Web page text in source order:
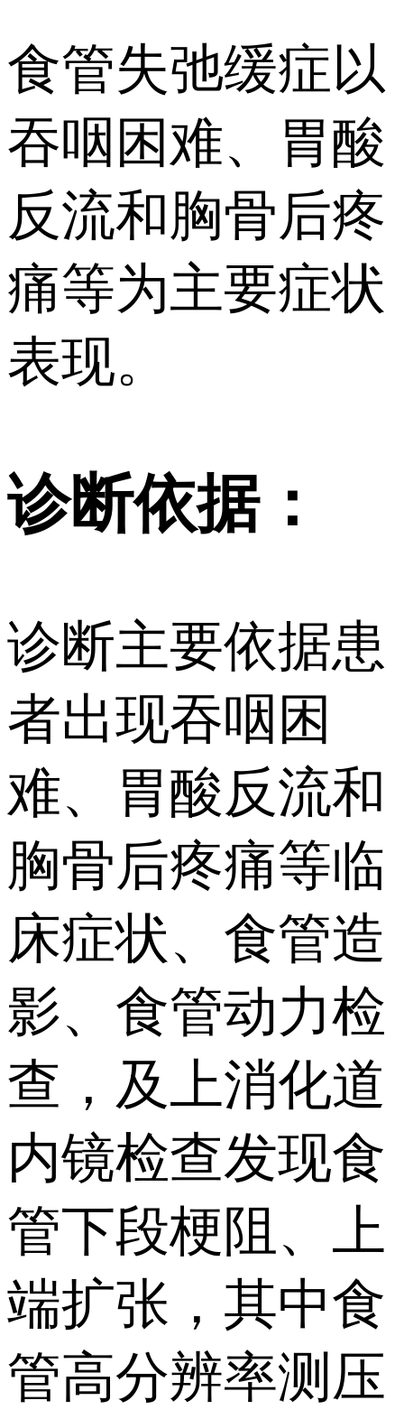
食管失弛缓症以
吞咽困难、胃酸
反流和胸骨后疼
痛等为主要症状
表现。
诊断依据：
诊断主要依据患
者出现吞咽困
难、胃酸反流和
胸骨后疼痛等临
床症状、食管造
影、食管动力检
查，及上消化道
内镜检查发现食
管下段梗阻、上
端扩张，其中食
管高分辨率测压